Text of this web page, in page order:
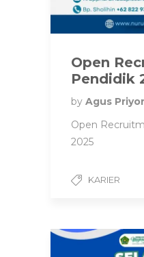
Open
Pendidik
by Agus
Open
2025
KARIER